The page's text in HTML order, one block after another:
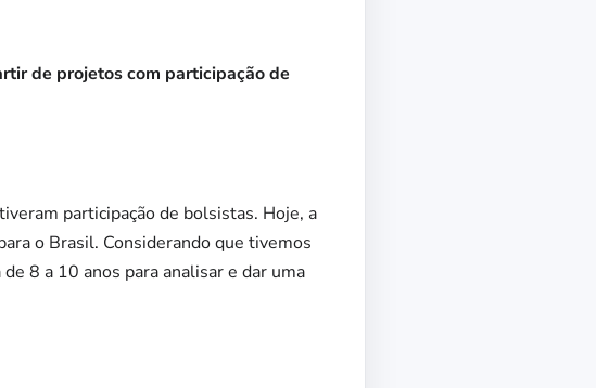
de projetos com participação de
participação de bolsistas. Hoje, a
o Brasil. Considerando que tivemos
8 a 10 anos para analisar e dar uma